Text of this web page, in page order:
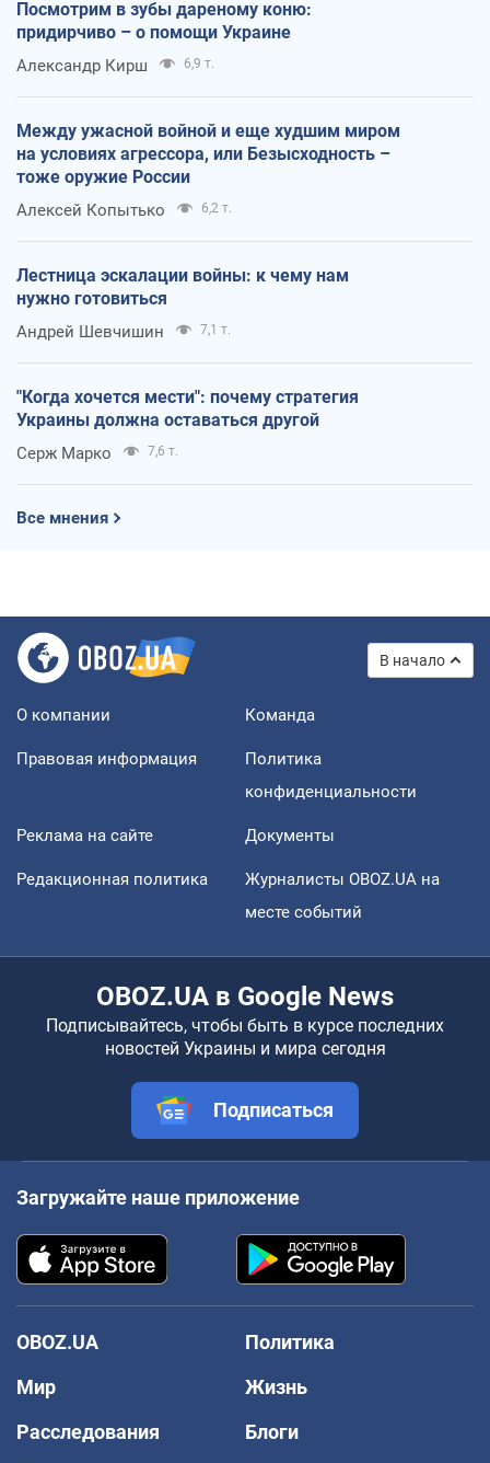
Посмотрим в зубы дареному коню:
придирчиво – о помощи Украине
Александр Кирш 6,9 т.
Между ужасной войной и еще худшим миром
на условиях агрессора, или Безысходность –
тоже оружие России
Алексей Копытько 6,2 т.
Лестница эскалации войны: к чему нам
нужно готовиться
Андрей Шевчишин 7,1 т.
"Когда хочется мести": почему стратегия
Украины должна оставаться другой
Серж Марко 7,6 т.
Все мнения
В начало
О компании Команда
Правовая информация
Политика
конфиденциальности
Реклама на сайте Документы
Редакционная политика
Журналисты OBOZ.UA на
месте событий
OBOZ.UA в Google News
Подписывайтесь, чтобы быть в курсе последних
новостей Украины и мира сегодня
Подписаться
Загружайте наше приложение
OBOZ.UA
Политика
Мир
Жизнь
Расследования
Блоги